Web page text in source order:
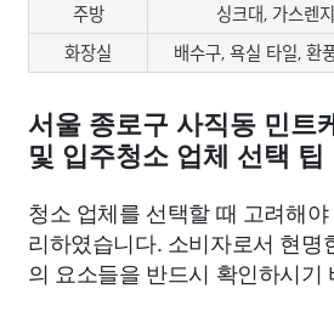
주방
싱크대, 가스렌
화장실
배수구, 욕실 타일, 환
서울 종로구 사직동 민트
및 입주청소 업체 선택 팁
청소 업체를 선택할 때 고려해
리하였습니다. 소비자로서 현명
의 요소들을 반드시 확인하시기